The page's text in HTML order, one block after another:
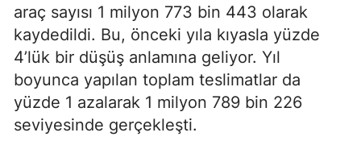
araç sayısı 1 milyon 773 bin 443 olarak
kaydedildi. Bu, önceki yıla kıyasla yüzde
4’lük bir düşüş anlamına geliyor. Yıl
boyunca yapılan toplam teslimatlar da
yüzde 1 azalarak 1 milyon 789 bin 226
seviyesinde gerçekleşti.